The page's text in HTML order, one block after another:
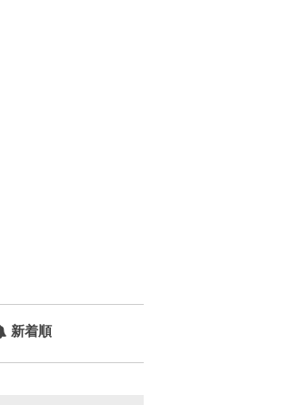
新着順